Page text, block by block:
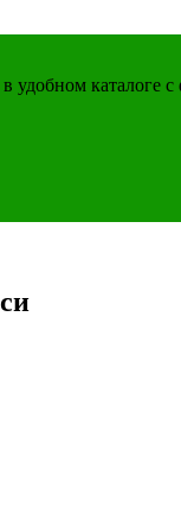
удобном каталоге